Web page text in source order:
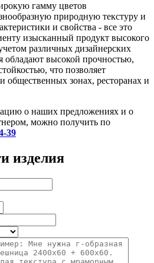
гамму цветов
природную текстуру и
и свойства - все это
изысканный продукт высокого
различных дизайнерских
обладают высокой прочностью,
что позволяет
общественных зонах, ресторанах и
о наших предложениях и о
можно получить по
39
изделия